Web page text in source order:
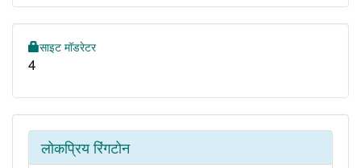
साइट मॉडरेटर
4
लोकप्रिय रिंगटोन